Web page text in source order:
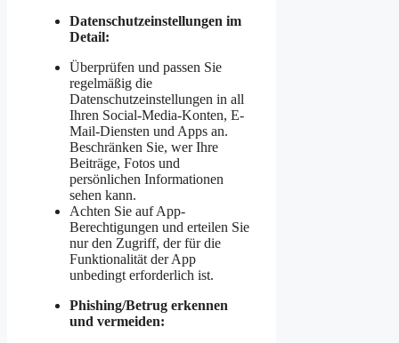
Datenschutzeinstellungen im
Detail:
Überprüfen und passen Sie
regelmäßig die
Datenschutzeinstellungen in all
Ihren Social-Media-Konten, E-
Mail-Diensten und Apps an.
Beschränken Sie, wer Ihre
Beiträge, Fotos und
persönlichen Informationen
sehen kann.
Achten Sie auf App-
Berechtigungen und erteilen Sie
nur den Zugriff, der für die
Funktionalität der App
unbedingt erforderlich ist.
Phishing/Betrug erkennen
und vermeiden: